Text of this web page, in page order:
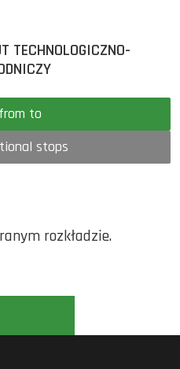
TECHNOLOGICZNO-
Valid from to
stops
rozkładzie.